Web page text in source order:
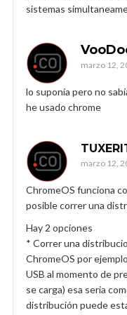
sistemas
marzo 12,
lo suponía pero no
he usado chrome
marzo 12,
ChromeOS funciona
posible correr una
Hay 2 opciones
* Correr una
ChromeOS por
USB al momento de
se carga) esa seria
distribución puede